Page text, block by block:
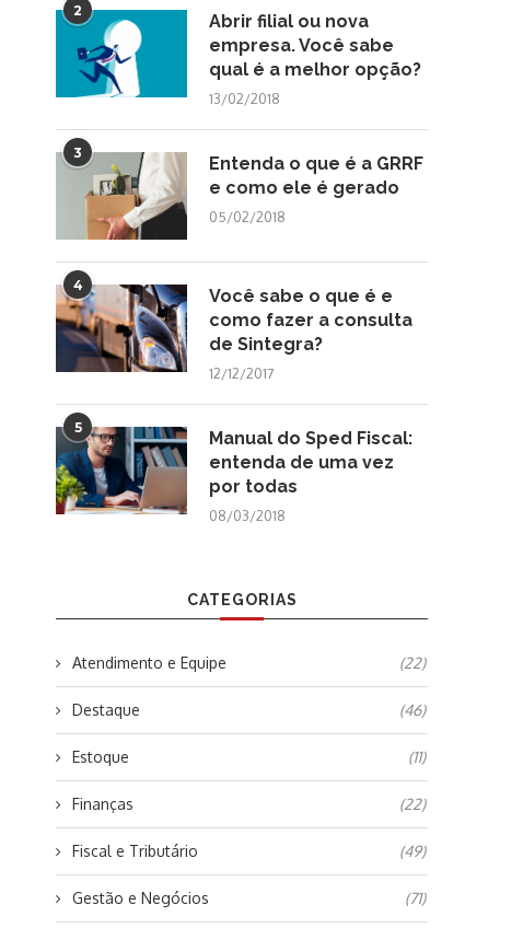
2
Abrir filial ou nova
empresa. Você sabe
qual é a melhor opção?
13/02/2018
3
Entenda o que é a GRRF
e como ele é gerado
05/02/2018
4
Você sabe o que é e
como fazer a consulta
de Sintegra?
12/12/2017
5
Manual do Sped Fiscal:
entenda de uma vez
por todas
08/03/2018
CATEGORIAS
Atendimento e Equipe (22)
Destaque (46)
Estoque (11)
Finanças (22)
Fiscal e Tributário (49)
Gestão e Negócios (71)